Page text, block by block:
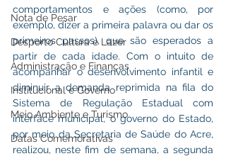
Nota de Pesar
Desporto Cultura e Lazer
Administração e Finanças
Institucional e Governo
Meio Ambiente e Turismo
Datas Comemorativas
comportamentos e ações (como, por
exemplo, dizer a primeira palavra ou dar os
primeiros passos), que são esperados a
partir de cada idade. Com o intuito de
acompanhar o desenvolvimento infantil e
diminuir a demanda reprimida na fila do
Sistema de Regulação Estadual com
interface municipal, o governo do Estado,
por meio da Secretaria de Saúde do Acre,
realizou, neste fim de semana, a segunda